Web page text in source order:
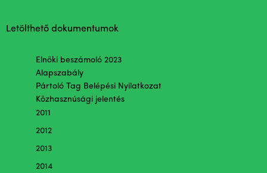
Letölthető dokumentumok
Elnöki beszámoló 2023
Alapszabály
Pártoló Tag Belépési Nyilatkozat
Közhasznúsági jelentés
2011
2012
2013
2014